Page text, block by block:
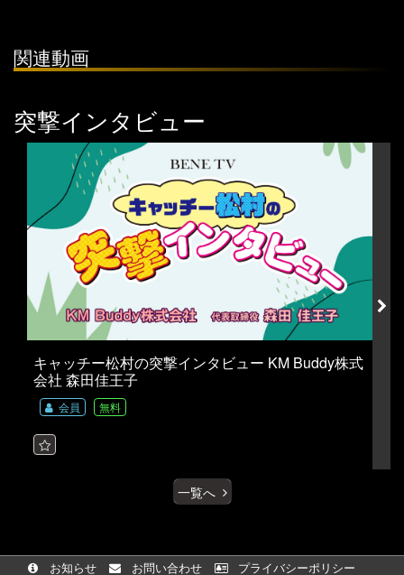
関連動画
突撃インタビュー
キャッチー松村の突撃インタビュー KM Buddy株式
会社 森田佳王子
会員 無料
一覧へ
お知らせ お問い合わせ プライバシーポリシー